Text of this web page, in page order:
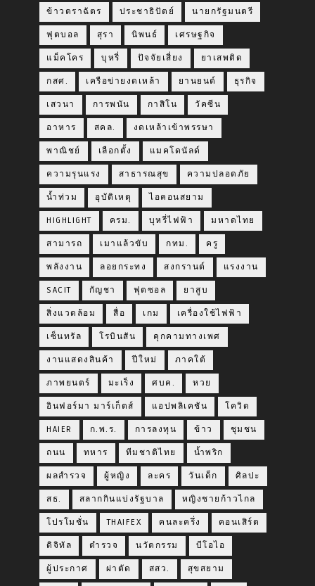
ข้าวตราฉัตร ประชาธิปัตย์ นายกรัฐมนตรี
ฟุตบอล สุรา นิพนธ์ เศรษฐกิจ
แม็คโคร บุหรี่ ปัจจัยเสี่ยง ยาเสพติด
กสศ. เครือข่ายงดเหล้า ยานยนต์ ธุรกิจ
เสวนา การพนัน กาสิโน วัคซีน
อาหาร สคล. งดเหล้าเข้าพรรษา
พาณิชย์ เลือกตั้ง แมคโดนัลด์
ความรุนแรง สาธารณสุข ความปลอดภัย
น้ำท่วม อุบัติเหตุ ไอคอนสยาม
HIGHLIGHT ครม. บุหรี่ไฟฟ้า มหาดไทย
สามารถ เมาแล้วขับ กทม. ครู
พลังงาน ลอยกระทง สงกรานต์ แรงงาน
SACIT กัญชา ฟุตซอล ยาสูบ
สิ่งแวดล้อม สื่อ เกม เครื่องใช้ไฟฟ้า
เซ็นทรัล โรบินสัน คุกคามทางเพศ
งานแสดงสินค้า ปีใหม่ ภาคใต้
ภาพยนตร์ มะเร็ง ศบค. หวย
อินฟอร์มา มาร์เก็ตส์ แอปพลิเคชัน โควิด
HAIER ก.พ.ร. การลงทุน ข้าว ชุมชน
ถนน ทหาร ทีมชาติไทย น้ำพริก
ผลสำรวจ ผู้หญิง ละคร วันเด็ก ศิลปะ
สธ. สลากกินแบ่งรัฐบาล หญิงชายก้าวไกล
โปรโมชั่น THAIFEX คนละครึ่ง คอนเสิร์ต
ดิจิทัล ตำรวจ นวัตกรรม บีโอไอ
ผู้ประกาศ ผ่าตัด สสว. สุขสยาม